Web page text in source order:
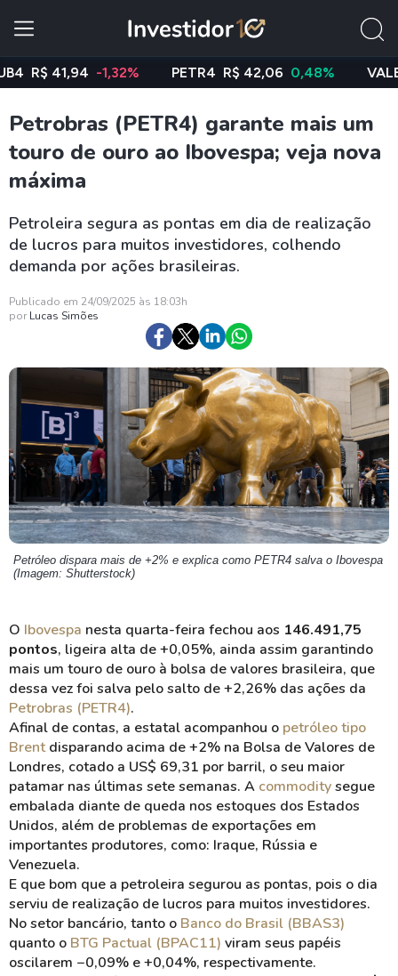
41,94 -1,32% PETR4 R$ 42,06 0,48% VALE3 R$
Petrobras (PETR4) garante mais um
touro de ouro ao Ibovespa; veja nova
máxima
Petroleira segura as pontas em dia de realização
de lucros para muitos investidores, colhendo
demanda por ações brasileiras.
Publicado em 24/09/2025 às 18:03h
por Lucas Simões
Petróleo dispara mais de +2% e explica como PETR4 salva o Ibovespa
(Imagem: Shutterstock)
O Ibovespa nesta quarta-feira fechou aos 146.491,75
pontos, ligeira alta de +0,05%, ainda assim garantindo
mais um touro de ouro à bolsa de valores brasileira, que
dessa vez foi salva pelo salto de +2,26% das ações da
Petrobras (PETR4).
Afinal de contas, a estatal acompanhou o petróleo tipo
Brentdisparando acima de +2% na Bolsa de Valores de
Londres, cotado a US$ 69,31 por barril, o seu maior
patamar nas últimas sete semanas. A commoditysegue
embalada diante de queda nos estoques dos Estados
Unidos, além de problemas de exportações em
importantes produtores, como: Iraque, Rússia e
Venezuela.
E que bom que a petroleira segurou as pontas, pois o dia
serviu de realização de lucros para muitos investidores.
No setor bancário, tanto o Banco do Brasil (BBAS3)
quanto o BTG Pactual (BPAC11) viram seus papéis
oscilarem −0,09% e +0,04%, respectivamente.